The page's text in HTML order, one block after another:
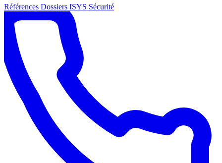
Références Dossiers ISYS Sécurité